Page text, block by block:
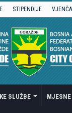
STIPENDIJE
SLUŽBE